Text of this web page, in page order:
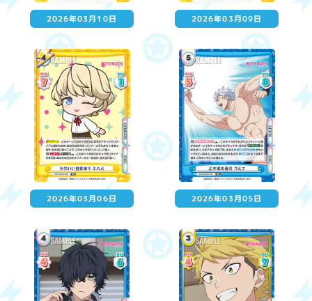
2026年03月10日 2026年03月09日
2026年03月06日 2026年03月05日